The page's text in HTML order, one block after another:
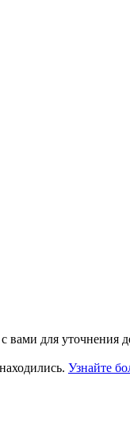
вами для уточнения
Узнайте